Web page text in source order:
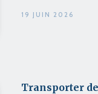
19 JUIN 2026
Transporter